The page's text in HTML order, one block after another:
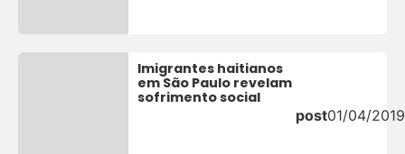
Imigrantes haitianos
em São Paulo revelam
sofrimento social
post01/04/2019